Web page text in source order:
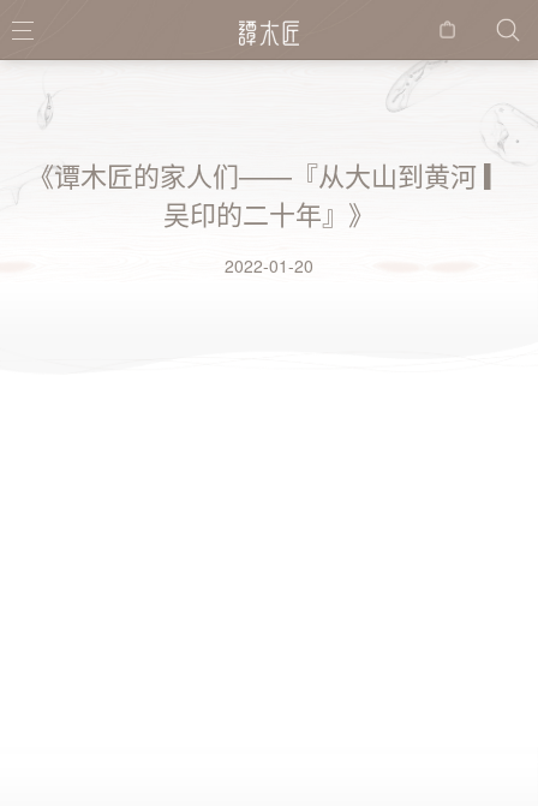
购物
《谭木匠的家人们——『从大山到黄河 ▎
吴印的二十年』》
2022-01-20